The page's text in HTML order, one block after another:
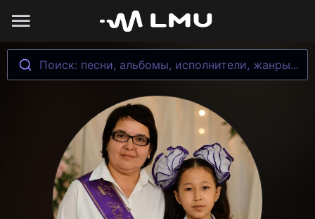
Поиск: песни, альбомы, исполнители, жанры...